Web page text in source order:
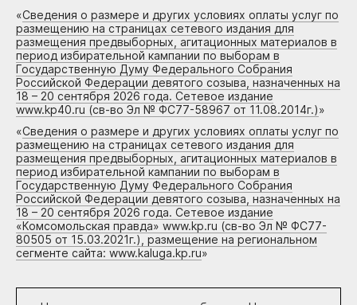
«Сведения о размере и других условиях оплаты услуг по
размещению на страницах сетевого издания для
размещения предвыборных, агитационных материалов в
период избирательной кампании по выборам в
Государственную Думу Федерального Собрания
Российской Федерации девятого созыва, назначенных на
18 – 20 сентября 2026 года. Сетевое издание
www.kp40.ru (св-во Эл № ФС77-58967 от 11.08.2014г.)»
«Сведения о размере и других условиях оплаты услуг по
размещению на страницах сетевого издания для
размещения предвыборных, агитационных материалов в
период избирательной кампании по выборам в
Государственную Думу Федерального Собрания
Российской Федерации девятого созыва, назначенных на
18 – 20 сентября 2026 года. Сетевое издание
«Комсомольская правда» www.kp.ru (св-во Эл № ФС77-
80505 от 15.03.2021г.), размещение на региональном
сегменте сайта: www.kaluga.kp.ru»